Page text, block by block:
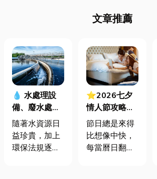
文章推薦
💧 水處理設
備、廢水處理
工程與回收水
工程完整解析
｜打造高效率
隨著水資源日
益珍貴，加上
環保法規逐漸
⭐2026七夕
情人節攻略！
七夕送什麼不
踩雷？限定甜
點哪裡買？台
節日總是來得
比想像中快，
每當曆日翻到